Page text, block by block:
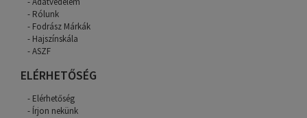
Rólunk
Fodrász Márkák
Hajszínskála
ASZF
ELÉRHETŐSÉG
Elérhetőség
Írjon nekünk